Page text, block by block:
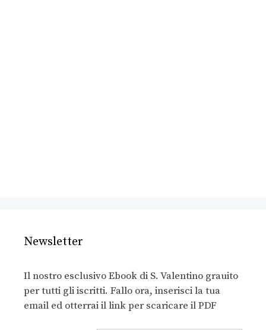
Newsletter
Il nostro esclusivo Ebook di S. Valentino grauito
per tutti gli iscritti. Fallo ora, inserisci la tua
email ed otterrai il link per scaricare il PDF